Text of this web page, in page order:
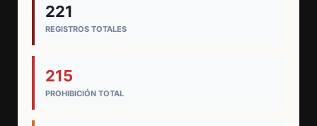
221
REGISTROS TOTALES
215
PROHIBICIÓN TOTAL